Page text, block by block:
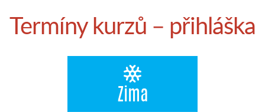
Termíny kurzů – přihláška
Zima